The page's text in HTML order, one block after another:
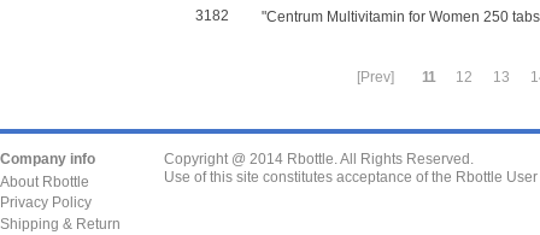
3182
"Centrum Multivitamin for Women 250
[Prev] 11 12 13
Company info
About Rbottle
Privacy Policy
Shipping & Return
Copyright @ 2014 Rbottle. All Rights Reserved.
Use of this site constitutes acceptance of the Rbottle